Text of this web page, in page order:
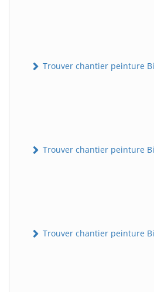
Trouver chantier peinture
Trouver chantier peinture
Trouver chantier peinture